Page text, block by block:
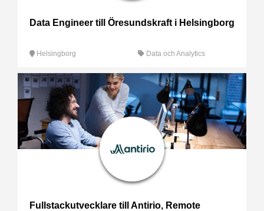
Data Engineer till Öresundskraft i Helsingborg
Helsingborg Data och Analytics
Fullstackutvecklare till Antirio, Remote